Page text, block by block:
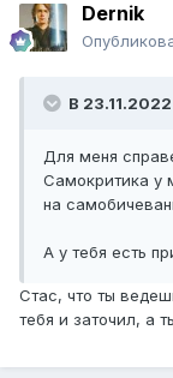
Dernik
В
Для меня
Самокритика у
на
А у тебя есть
Стас, что ты
тебя и заточил, а